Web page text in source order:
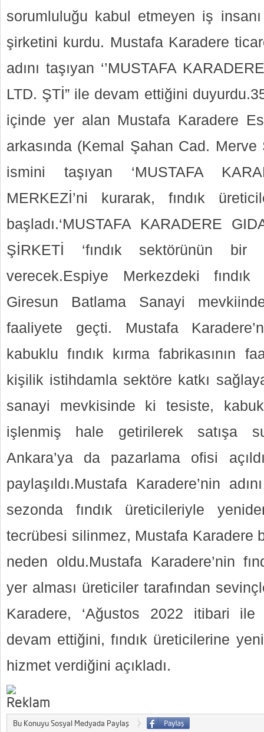
sorumluluğu kabul etmeyen iş
şirketini kurdu. Mustafa Karadere
adını taşıyan ‘’MUSTAFA
LTD. ŞTİ” ile devam ettiğini
içinde yer alan Mustafa Karadere
arkasında (Kemal Şahan Cad.
ismini taşıyan ‘MUSTAFA
MERKEZİ’ni kurarak, fındık
başladı.‘MUSTAFA KARADERE
ŞİRKETİ ‘fındık sektörünün
verecek.Espiye Merkezdeki fındık
Giresun Batlama Sanayi
faaliyete geçti. Mustafa
kabuklu fındık kırma fabrikasının
kişilik istihdamla sektöre katkı
sanayi mevkisinde ki tesiste,
işlenmiş hale getirilerek satışa
Ankara’ya da pazarlama ofisi
paylaşıldı.Mustafa Karadere’nin
sezonda fındık üreticileriyle
tecrübesi silinmez, Mustafa Karadere
neden oldu.Mustafa Karadere’nin
yer alması üreticiler tarafından
Karadere, ‘Ağustos 2022 itibari
devam ettiğini, fındık üreticilerine
hizmet verdiğini açıkladı.
Bu Konuyu Sosyal Medyada Paylaş